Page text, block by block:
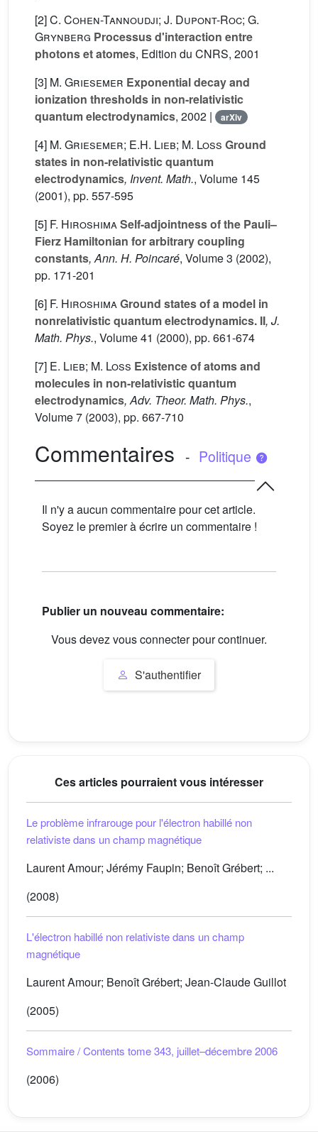
[2]C. Cohen-Tannoudji; J. Dupont-Roc; G.
Grynberg Processus d'interaction entre
photons et atomes, Edition du CNRS, 2001
[3] M. Griesemer Exponential decay and
ionization thresholds in non-relativistic
quantum electrodynamics, 2002 | arXiv
[4] M. Griesemer; E.H. Lieb; M. Loss Ground
states in non-relativistic quantum
electrodynamics, Invent. Math., Volume 145
(2001), pp. 557-595
[5] F. HiroshimaSelf-adjointness of the Pauli–
Fierz Hamiltonian for arbitrary coupling
constants, Ann. H. Poincaré, Volume 3 (2002),
pp. 171-201
[6] F. HiroshimaGround states of a model in
nonrelativistic quantum electrodynamics. II, J.
Math. Phys., Volume 41 (2000), pp. 661-674
[7] E. Lieb; M. Loss Existence of atoms and
molecules in non-relativistic quantum
electrodynamics, Adv. Theor. Math. Phys.,
Volume 7 (2003), pp. 667-710
Commentaires - Politique
Il n'y a aucun commentaire pour cet article.
Soyez le premier à écrire un commentaire !
Publier un nouveau commentaire:
Vous devez vous connecter pour continuer.
S'authentifier
Ces articles pourraient vous intéresser
Le problème infrarouge pour l'électron habillé non
relativiste dans un champ magnétique
Laurent Amour; Jérémy Faupin; Benoît Grébert; ...
(2008)
L'électron habillé non relativiste dans un champ
magnétique
Laurent Amour; Benoît Grébert; Jean-Claude Guillot
(2005)
Sommaire / Contents tome 343, juillet–décembre 2006
(2006)